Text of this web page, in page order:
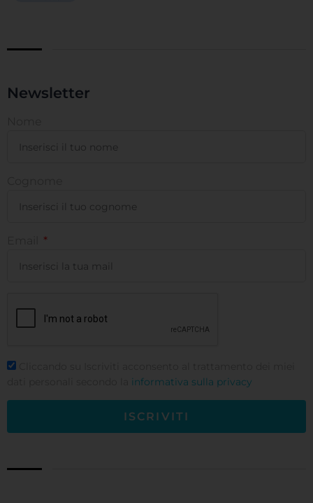
Newsletter
informativa sulla privacy
ISCRIVITI